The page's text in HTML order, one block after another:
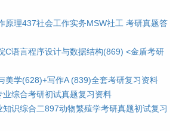
原理437社会工作实务MSW社工 考研真题答
C语言程序设计与数据结构(869) <金盾考研
美学(628)+写作A (839)全套考研复习资料
业综合考研初试真题复习资料
识综合二897动物繁殖学考研真题初试复习